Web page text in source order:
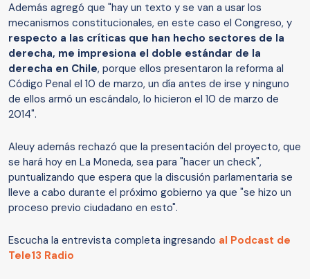
Además agregó que "hay un texto y se van a usar los
mecanismos constitucionales, en este caso el Congreso, y
respecto a las críticas que han hecho sectores de la
derecha, me impresiona el doble estándar de la
derecha en Chile, porque ellos presentaron la reforma al
Código Penal el 10 de marzo, un día antes de irse y ninguno
de ellos armó un escándalo, lo hicieron el 10 de marzo de
2014".
Aleuy además rechazó que la presentación del proyecto, que
se hará hoy en La Moneda, sea para "hacer un check",
puntualizando que espera que la discusión parlamentaria se
lleve a cabo durante el próximo gobierno ya que "se hizo un
proceso previo ciudadano en esto".
Escucha la entrevista completa ingresando al Podcast de
Tele13 Radio